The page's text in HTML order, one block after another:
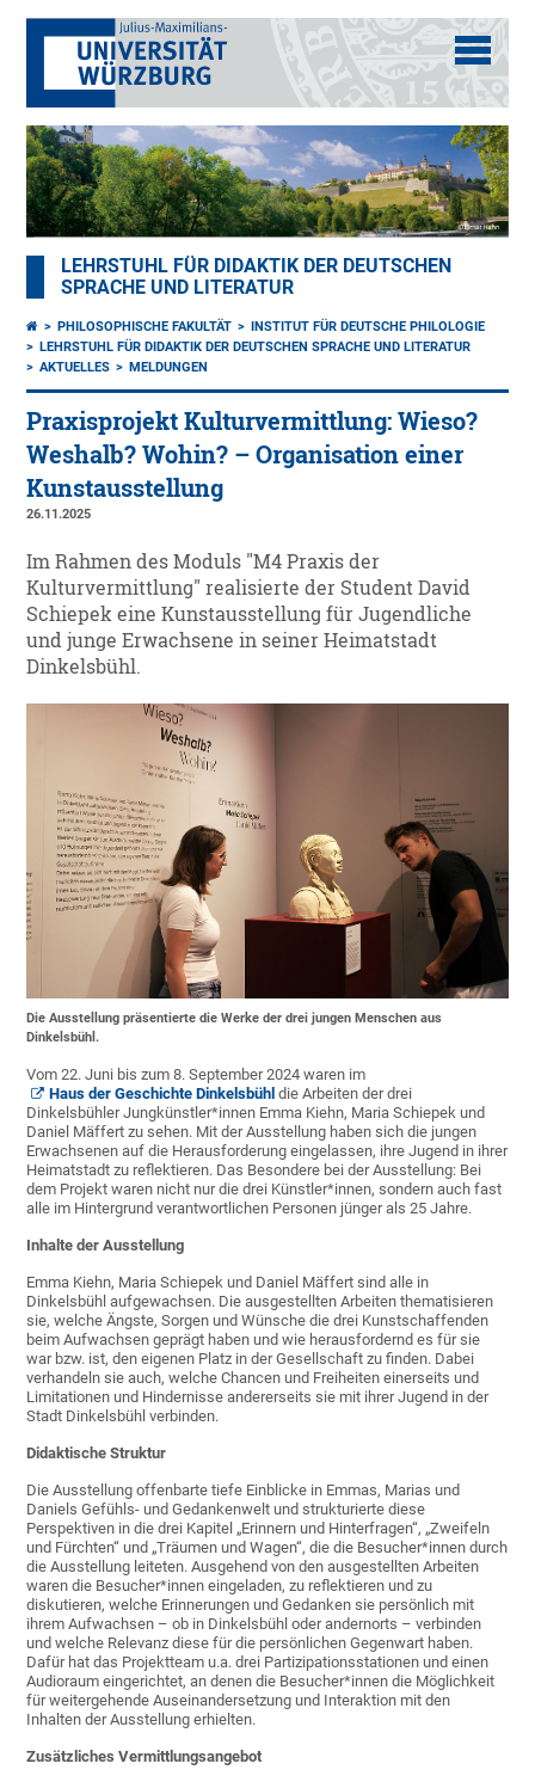
LEHRSTUHL FÜR DIDAKTIK DER DEUTSCHEN
SPRACHE UND LITERATUR
PHILOSOPHISCHE FAKULTÄT
INSTITUT FÜR DEUTSCHE PHILOLOGIE
LEHRSTUHL FÜR DIDAKTIK DER DEUTSCHEN SPRACHE UND LITERATUR
AKTUELLES
MELDUNGEN
Praxisprojekt Kulturvermittlung: Wieso?
Weshalb? Wohin? – Organisation einer
Kunstausstellung
26.11.2025
Im Rahmen des Moduls "M4 Praxis der
Kulturvermittlung" realisierte der Student David
Schiepek eine Kunstausstellung für Jugendliche
und junge Erwachsene in seiner Heimatstadt
Dinkelsbühl.
Die Ausstellung präsentierte die Werke der drei jungen Menschen aus
Dinkelsbühl.
Vom 22. Juni bis zum 8. September 2024 waren im
Haus der Geschichte Dinkelsbühl die Arbeiten der drei
Dinkelsbühler Jungkünstler*innen Emma Kiehn, Maria Schiepek und
Daniel Mäffert zu sehen. Mit der Ausstellung haben sich die jungen
Erwachsenen auf die Herausforderung eingelassen, ihre Jugend in ihrer
Heimatstadt zu reflektieren. Das Besondere bei der Ausstellung: Bei
dem Projekt waren nicht nur die drei Künstler*innen, sondern auch fast
alle im Hintergrund verantwortlichen Personen jünger als 25 Jahre.
Inhalte der Ausstellung
Emma Kiehn, Maria Schiepek und Daniel Mäffert sind alle in
Dinkelsbühl aufgewachsen. Die ausgestellten Arbeiten thematisieren
sie, welche Ängste, Sorgen und Wünsche die drei Kunstschaffenden
beim Aufwachsen geprägt haben und wie herausfordernd es für sie
war bzw. ist, den eigenen Platz in der Gesellschaft zu finden. Dabei
verhandeln sie auch, welche Chancen und Freiheiten einerseits und
Limitationen und Hindernisse andererseits sie mit ihrer Jugend in der
Stadt Dinkelsbühl verbinden.
Didaktische Struktur
Die Ausstellung offenbarte tiefe Einblicke in Emmas, Marias und
Daniels Gefühls- und Gedankenwelt und strukturierte diese
Perspektiven in die drei Kapitel „Erinnern und Hinterfragen“, „Zweifeln
und Fürchten“ und „Träumen und Wagen“, die die Besucher*innen durch
die Ausstellung leiteten. Ausgehend von den ausgestellten Arbeiten
waren die Besucher*innen eingeladen, zu reflektieren und zu
diskutieren, welche Erinnerungen und Gedanken sie persönlich mit
ihrem Aufwachsen – ob in Dinkelsbühl oder andernorts – verbinden
und welche Relevanz diese für die persönlichen Gegenwart haben.
Dafür hat das Projektteam u.a. drei Partizipationsstationen und einen
Audioraum eingerichtet, an denen die Besucher*innen die Möglichkeit
für weitergehende Auseinandersetzung und Interaktion mit den
Inhalten der Ausstellung erhielten.
Zusätzliches Vermittlungsangebot